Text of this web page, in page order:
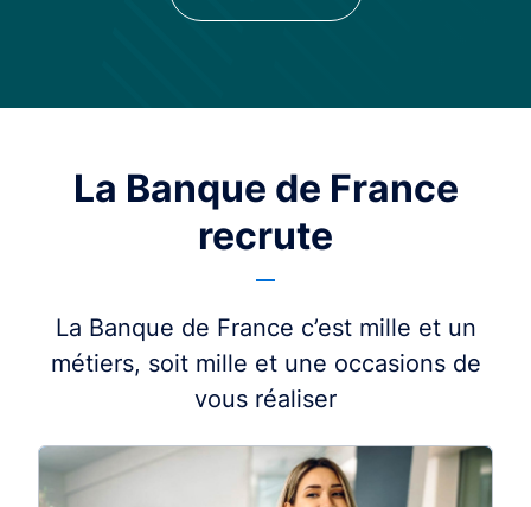
La Banque de France
recrute
La Banque de France c’est mille et un
métiers, soit mille et une occasions de
vous réaliser